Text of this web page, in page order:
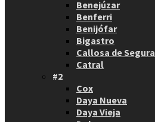
Benejúzar
Benferri
Benijófar
Bigastro
Callosa de Segura
Catral
#2
Cox
Daya Nueva
Daya Vieja